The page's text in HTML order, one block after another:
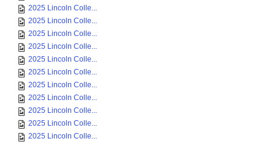
2025 Lincoln Colle...
2025 Lincoln Colle...
2025 Lincoln Colle...
2025 Lincoln Colle...
2025 Lincoln Colle...
2025 Lincoln Colle...
2025 Lincoln Colle...
2025 Lincoln Colle...
2025 Lincoln Colle...
2025 Lincoln Colle...
2025 Lincoln Colle...